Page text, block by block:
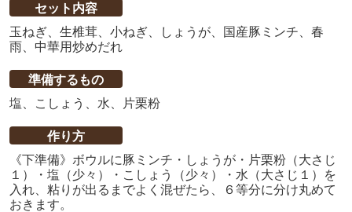
セット内容
玉ねぎ、生椎茸、小ねぎ、しょうが、国産豚ミンチ、春
雨、中華用炒めだれ
準備するもの
塩、こしょう、水、片栗粉
作り方
《下準備》ボウルに豚ミンチ・しょうが・片栗粉（大さじ
１）・塩（少々）・こしょう（少々）・水（大さじ１）を
入れ、粘りが出るまでよく混ぜたら、６等分に分け丸めて
おきます。